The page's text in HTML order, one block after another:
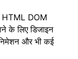
HTML DOM
के लिए डिजाइन
और भी कई